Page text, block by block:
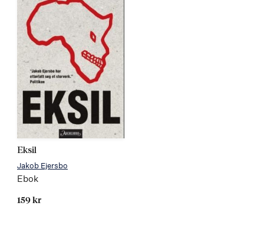
Eksil
Jakob Ejersbo
Ebok
159 kr